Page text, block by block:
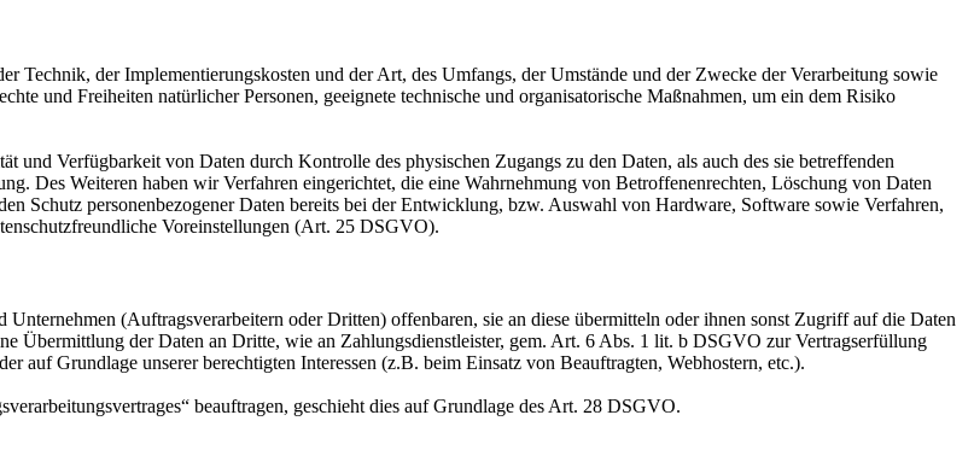
Technik, der Implementierungskosten und der Art, des Umfangs, der Umstände und der Zwecke der Verarbeitung sowie
und Freiheiten natürlicher Personen, geeignete technische und organisatorische Maßnahmen, um ein dem Risiko
und Verfügbarkeit von Daten durch Kontrolle des physischen Zugangs zu den Daten, als auch des sie betreffenden
Des Weiteren haben wir Verfahren eingerichtet, die eine Wahrnehmung von Betroffenenrechten, Löschung von Daten
Schutz personenbezogener Daten bereits bei der Entwicklung, bzw. Auswahl von Hardware, Software sowie Verfahren,
Voreinstellungen (Art. 25 DSGVO).
(Auftragsverarbeitern oder Dritten) offenbaren, sie an diese übermitteln oder ihnen sonst Zugriff auf die Daten
Übermittlung der Daten an Dritte, wie an Zahlungsdienstleister, gem. Art. 6 Abs. 1 lit. b DSGVO zur Vertragserfüllung
auf Grundlage unserer berechtigten Interessen (z.B. beim Einsatz von Beauftragten, Webhostern, etc.).
beauftragen, geschieht dies auf Grundlage des Art. 28 DSGVO.